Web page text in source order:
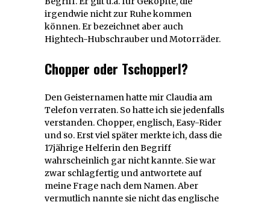
irgendwie nicht zur Ruhe kommen
können. Er bezeichnet aber auch
Hightech-Hubschrauber und Motorräder.
Chopper oder Tschopperl?
Den Geisternamen hatte mir Claudia am
Telefon verraten. So hatte ich sie jedenfalls
verstanden. Chopper, englisch, Easy-Rider
und so. Erst viel später merkte ich, dass die
17jährige Helferin den Begriff
wahrscheinlich gar nicht kannte. Sie war
zwar schlagfertig und antwortete auf
meine Frage nach dem Namen. Aber
vermutlich nannte sie nicht das englische